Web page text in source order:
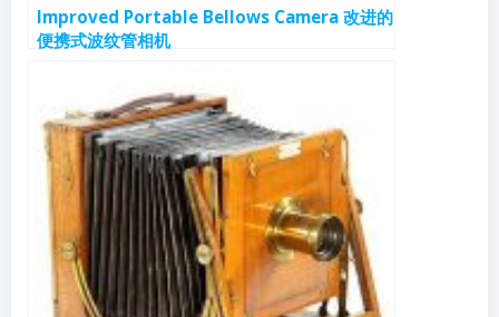
Improved Portable Bellows Camera 改进的
便携式波纹管相机